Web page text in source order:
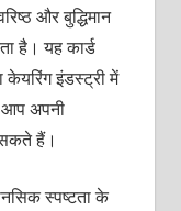
और बुद्धिमान
है। यह कार्ड
केयरिंग इंडस्‍ट्री में
आप अपनी
हैं।
स्‍पष्‍टता के